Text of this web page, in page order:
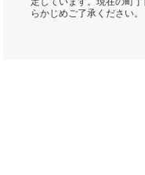
らかじめご了承ください。